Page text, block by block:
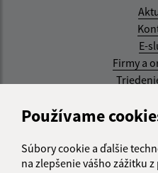
Používame
Súbory cookie a ďalšie
na zlepšenie vášho zážitku
E-
Firmy a